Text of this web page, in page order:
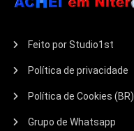
Feito por Studio1st
Política de privacidade
Política de Cookies (BR)
Grupo de Whatsapp